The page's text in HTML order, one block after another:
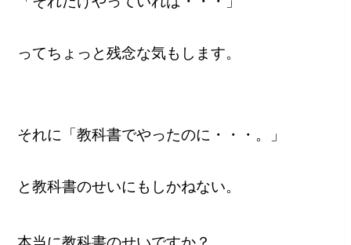
ってちょっと残念な気もします。
それに「教科書でやったのに・・・。」
と教科書のせいにもしかねない。